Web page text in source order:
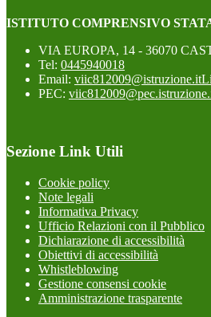
ISTITUTO COMPRENSIVO
VIA EUROPA, 14 - 36070
Tel: 0445940018
Email: viic812009@istruzione.it
PEC:
Sezione Link Utili
Cookie policy
Note legali
Informativa Privacy
Ufficio Relazioni con il Pubblico
Dichiarazione di accessibilità
Obiettivi di accessibilità
Whistleblowing
Gestione consensi cookie
Amministrazione trasparente